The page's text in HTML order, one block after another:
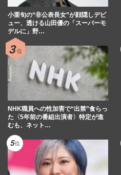
小栗旬の“非公表長女”が顔隠しデビ
ュー、透ける山田優の「スーパーモ
デルに」野…
NHK職員への性加害で“出禁”食らっ
た〈5年前の番組出演者〉特定が進
むも、ネット…